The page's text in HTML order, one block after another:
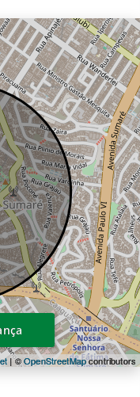
dos
para
e atender as
independente
mais
que
importantes
ainda melhor.
conta com
NOON Small
| ©OpenStreetMapcontributors